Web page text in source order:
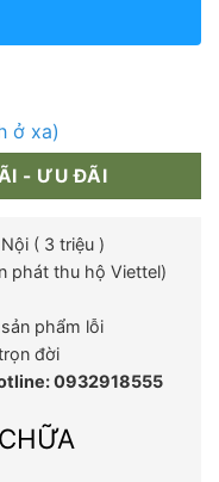
ở xa)
- ƯU ĐÃI
( 3 triệu )
phát thu hộ Viettel)
phẩm lỗi
đời
0932918555